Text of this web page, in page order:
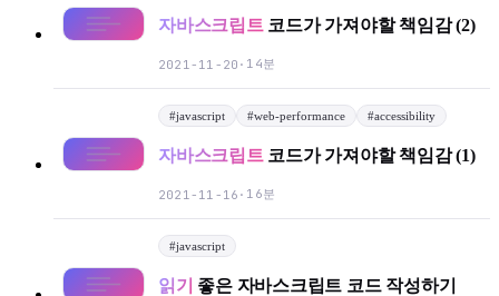
자바스크립트코드가 가져야할 책임감 (2)
2021-11-20 · 14분
#javascript #web-performance #accessibility
자바스크립트코드가 가져야할 책임감 (1)
2021-11-16 · 16분
#javascript
읽기 좋은 자바스크립트 코드 작성하기